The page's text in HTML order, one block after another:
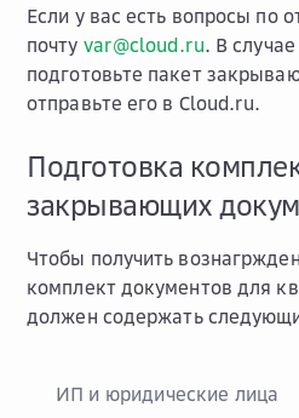
Если у вас есть вопросы по
почту var@cloud.ru. В
подготовьте пакет
отправьте его в Cloud.ru.
Подготовка
закрывающих
Чтобы получить
комплект документов для
должен содержать
ИП и юридические лица